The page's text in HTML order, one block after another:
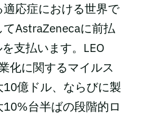
応症における世界で
AstraZenecaに前払
支払います。LEO
化に関するマイルス
10億ドル、ならびに製
台半ばの段階的ロ